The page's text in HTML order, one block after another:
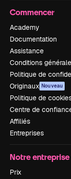
Commencer
Academy
Documentation
Assistance
Conditions
Politique de
Originaux Nouveau
Politique de
Centre de
Affiliés
Entreprises
Notre entreprise
Prix